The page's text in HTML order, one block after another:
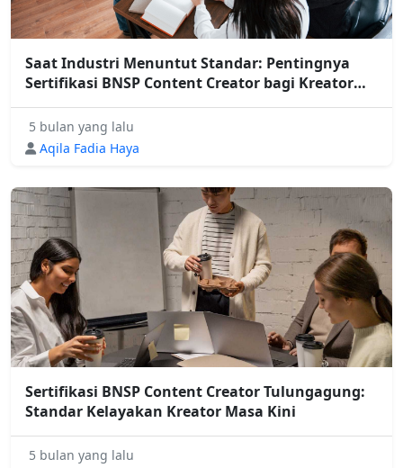
Saat Industri Menuntut Standar: Pentingnya
Sertifikasi BNSP Content Creator bagi Kreator
Trenggalek
5 bulan yang lalu
Aqila Fadia Haya
Sertifikasi BNSP Content Creator Tulungagung:
Standar Kelayakan Kreator Masa Kini
5 bulan yang lalu